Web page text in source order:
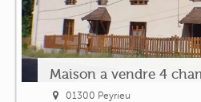
Maison a vendre 4
01300 Peyrieu